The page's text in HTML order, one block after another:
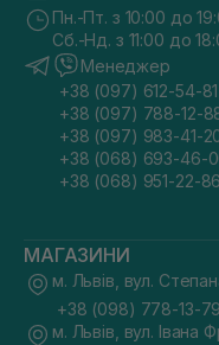
Пн.-Пт. з 10:00 до
Сб.-Нд. з 11:00 до
Менеджер
+38 (097) 612-54-81
+38 (097) 788-12-
+38 (097) 983-41-
+38 (068) 693-46-
+38 (068) 951-22-86
МАГАЗИНИ
м. Львів, вул.
+38 (098) 778-13-79
м. Львів, вул. Івана